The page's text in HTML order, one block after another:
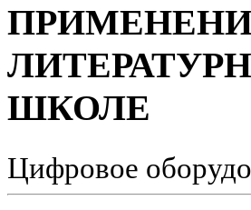
ШКОЛЕ
Цифровое